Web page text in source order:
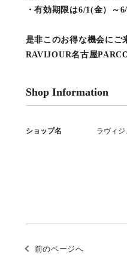
・有効期限は6/1(金）～6/
是非このお得な機会にご
RAVIJOUR名古屋
Shop Information
ショップ名 ラヴィジ
前のページへ